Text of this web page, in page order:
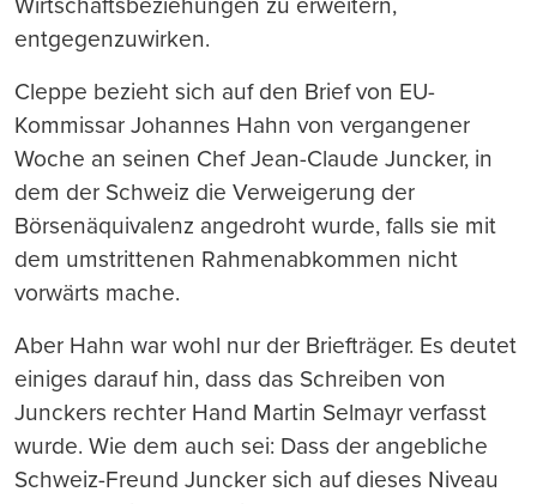
entgegenzuwirken.
Cleppe bezieht sich auf den Brief von EU-
Kommissar Johannes Hahn von vergangener
Woche an seinen Chef Jean-Claude Juncker, in
dem der Schweiz die Verweigerung der
Börsenäquivalenz angedroht wurde, falls sie mit
dem umstrittenen Rahmenabkommen nicht
vorwärts mache.
Aber Hahn war wohl nur der Briefträger. Es deutet
einiges darauf hin, dass das Schreiben von
Junckers rechter Hand Martin Selmayr verfasst
wurde. Wie dem auch sei: Dass der angebliche
Schweiz-Freund Juncker sich auf dieses Niveau